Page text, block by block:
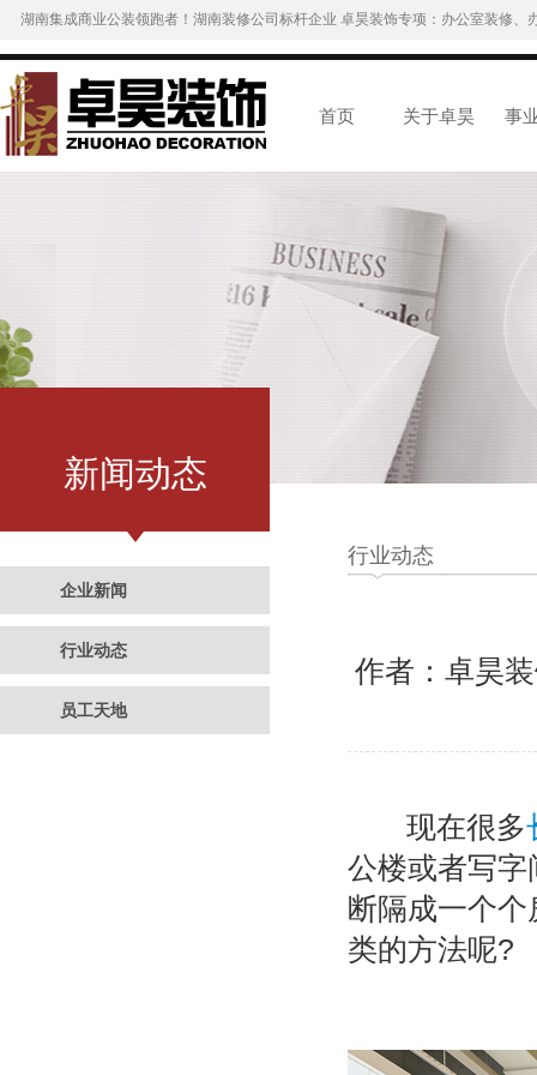
湖南集成商业公装领跑者！湖南装修公司标杆企业 卓昊装饰专项：办公室装修
首页 关于卓昊 事
新闻动态
企业新闻
行业动态
员工天地
行业动态
作者：卓昊
现在很多
公楼或者写
断隔成一个
类的方法呢?